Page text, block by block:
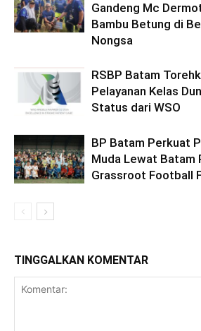
Gandeng Mc
Bambu Betung di
Nongsa
RSBP Batam
Pelayanan Kelas
Status dari WSO
BP Batam Perkuat
Muda Lewat Batam
Grassroot Football
TINGGALKAN KOMENTAR